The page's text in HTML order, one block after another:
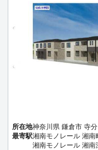
所在地神奈川県 鎌倉市 寺分
最寄駅湘南モノレール 湘南
湘南モノレール 湘南